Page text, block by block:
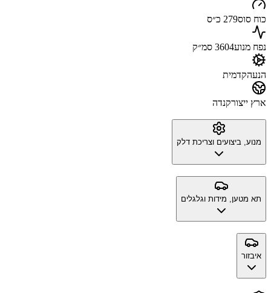
כוח סוס279 כ״ס
נפח מנוע3604 סמ״ק
הנעהקדמית
ארץ ייצורקנדה
מנוע, ביצועים וצריכת דלק
תא מטען, מידות וגלגלים
איבזור